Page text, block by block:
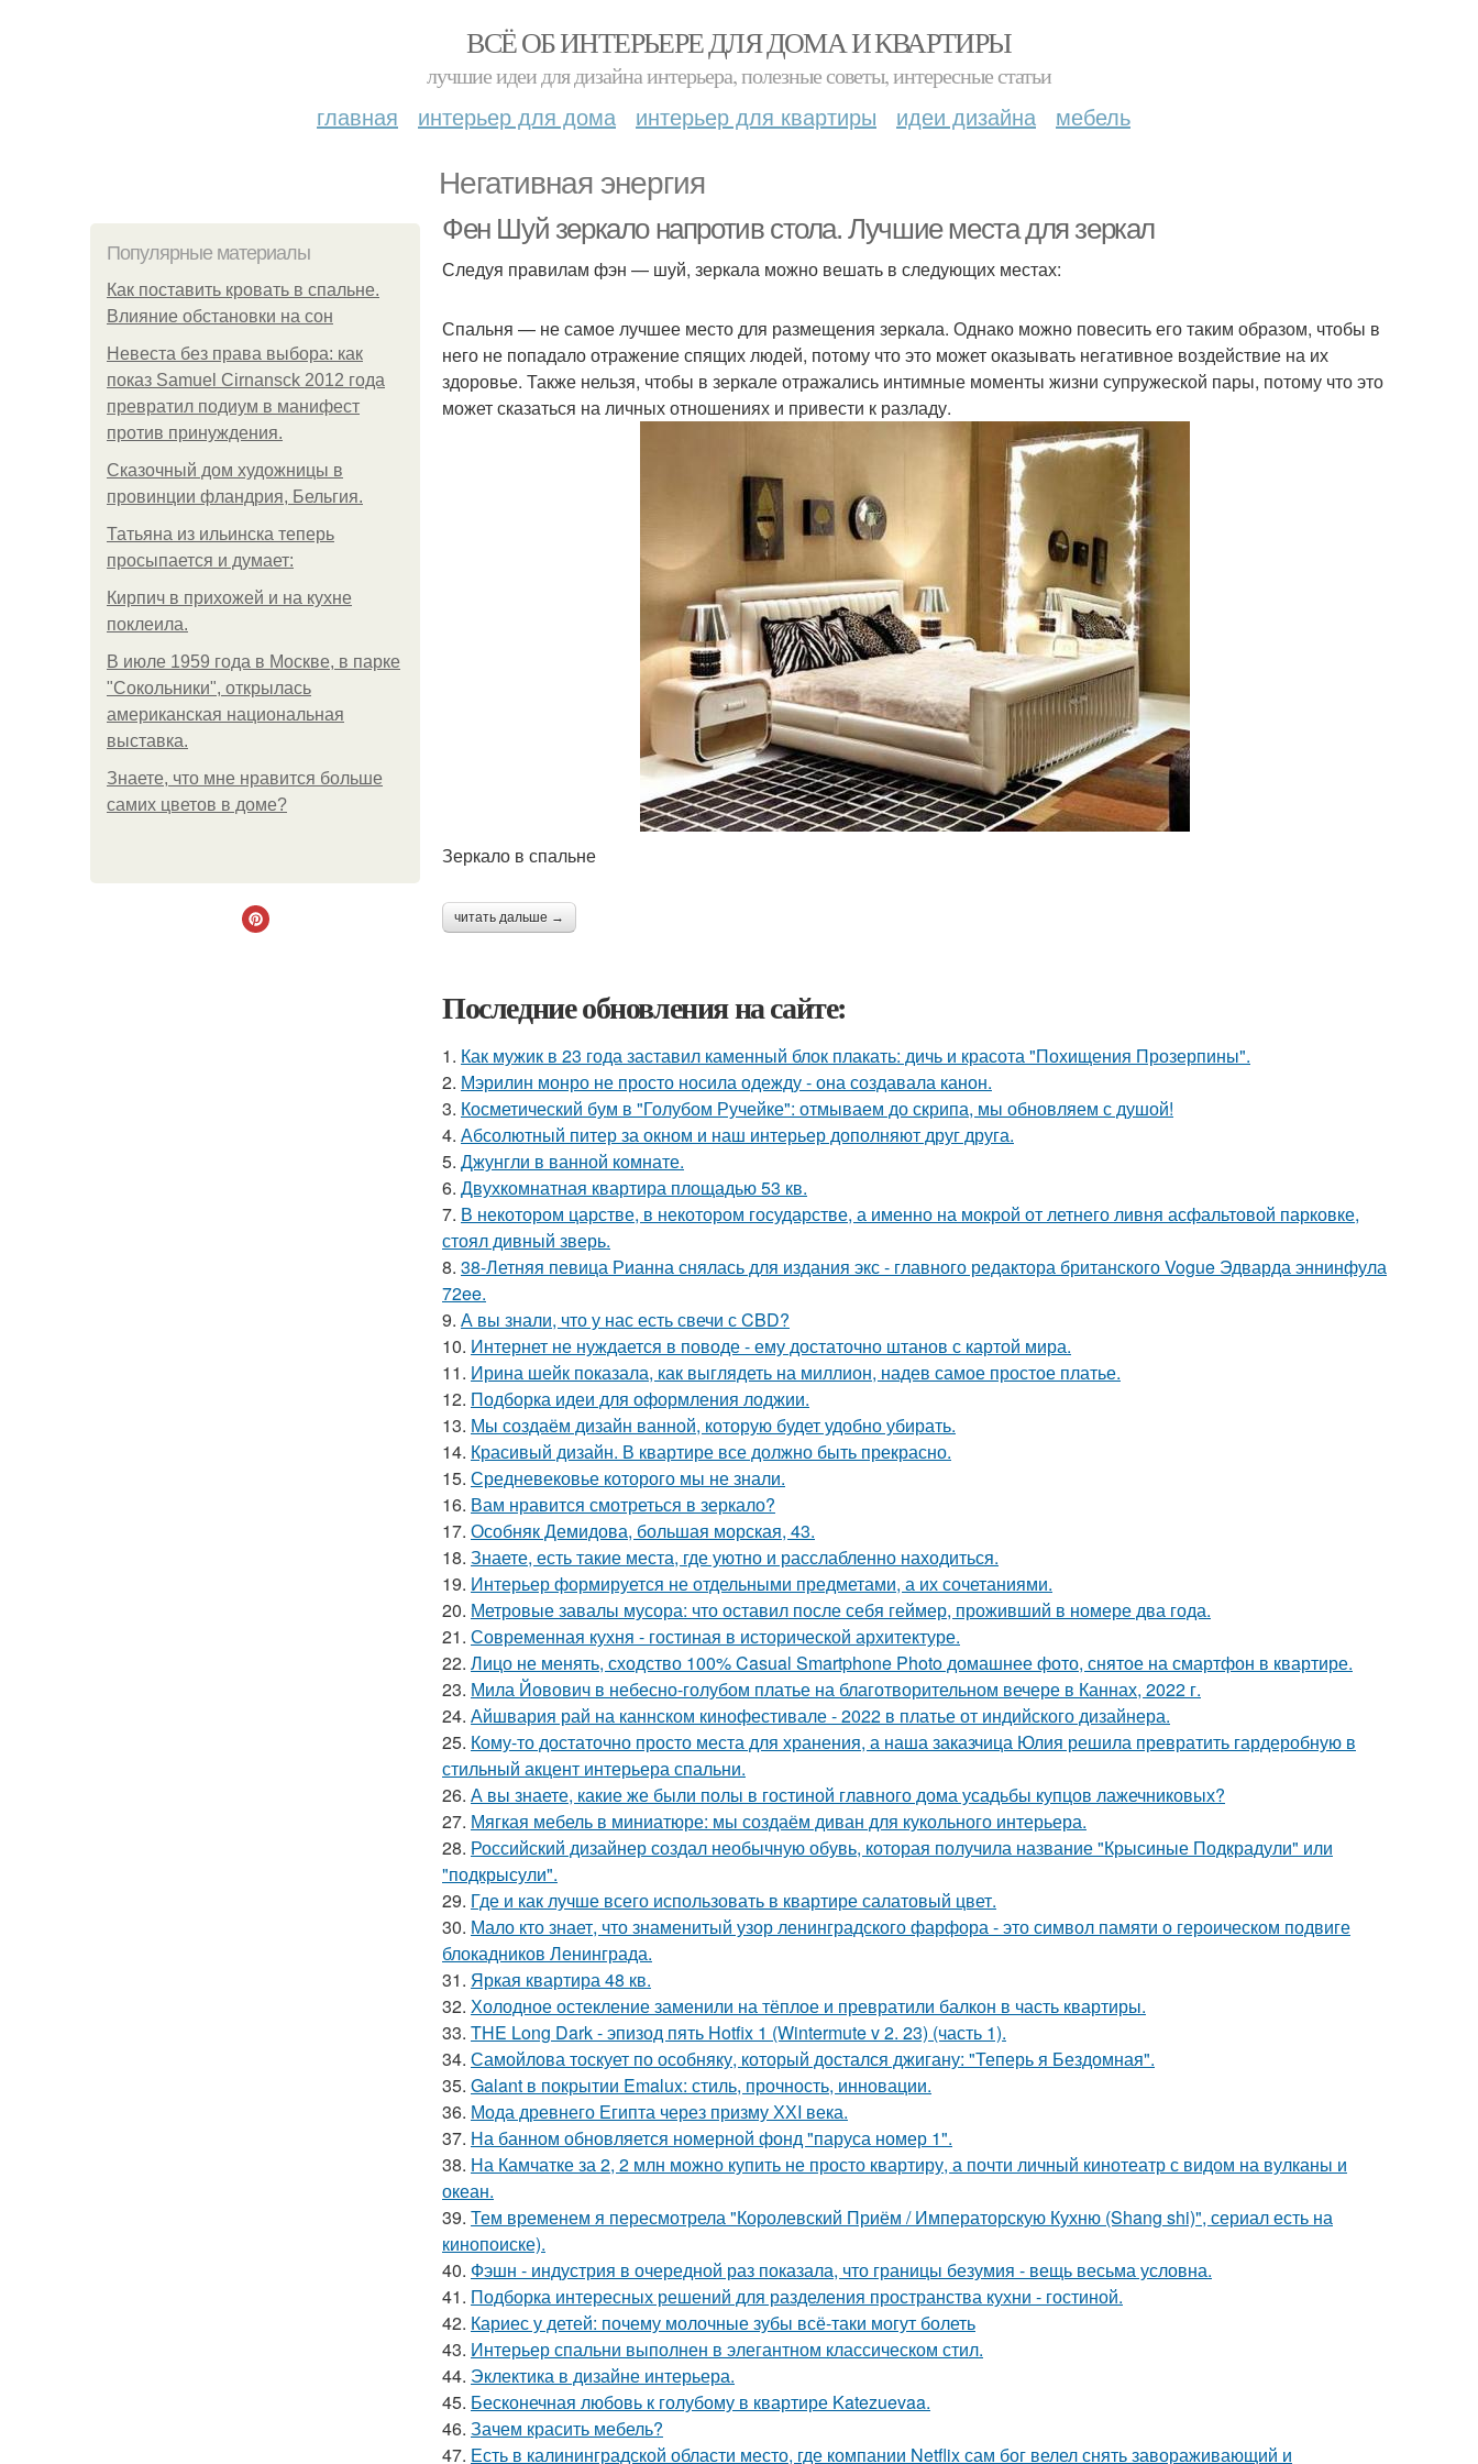
ВСЁ ОБ ИНТЕРЬЕРЕ ДЛЯ ДОМА И КВАРТИРЫ
лучшие идеи для дизайна интерьера, полезные советы, интересные статьи
главная интерьер для дома интерьер для квартиры идеи дизайна мебель
Негативная энергия
Популярные материалы
Как поставить кровать в спальне.
Влияние обстановки на сон
Невеста без права выбора: как
показ Samuel Cirnansck 2012 года
превратил подиум в манифест
против принуждения.
Сказочный дом художницы в
провинции фландрия, Бельгия.
Татьяна из ильинска теперь
просыпается и думает:
Кирпич в прихожей и на кухне
поклеила.
В июле 1959 года в Москве, в парке
"Сокольники", открылась
американская национальная
выставка.
Знаете, что мне нравится больше
самих цветов в доме?
Фен Шуй зеркало напротив стола. Лучшие места для зеркал
Следуя правилам фэн — шуй, зеркала можно вешать в следующих местах:
Спальня — не самое лучшее место для размещения зеркала. Однако можно повесить его таким образом, чтобы в
него не попадало отражение спящих людей, потому что это может оказывать негативное воздействие на их
здоровье. Также нельзя, чтобы в зеркале отражались интимные моменты жизни супружеской пары, потому что это
может сказаться на личных отношениях и привести к разладу.
Зеркало в спальне
читать дальше →
Последние обновления на сайте:
1. Как мужик в 23 года заставил каменный блок плакать: дичь и красота "Похищения Прозерпины".
2. Мэрилин монро не просто носила одежду - она создавала канон.
3. Косметический бум в "Голубом Ручейке": отмываем до скрипа, мы обновляем с душой!
4. Абсолютный питер за окном и наш интерьер дополняют друг друга.
5. Джунгли в ванной комнате.
6. Двухкомнатная квартира площадью 53 кв.
7. В некотором царстве, в некотором государстве, а именно на мокрой от летнего ливня асфальтовой парковке,
стоял дивный зверь.
8. 38-Летняя певица Рианна снялась для издания экс - главного редактора британского Vogue Эдварда эннинфула
72ee.
9. А вы знали, что у нас есть свечи с CBD?
10. Интернет не нуждается в поводе - ему достаточно штанов с картой мира.
11. Ирина шейк показала, как выглядеть на миллион, надев самое простое платье.
12. Подборка идеи для оформления лоджии.
13. Мы создаём дизайн ванной, которую будет удобно убирать.
14. Красивый дизайн. В квартире все должно быть прекрасно.
15. Средневековье которого мы не знали.
16. Вам нравится смотреться в зеркало?
17. Особняк Демидова, большая морская, 43.
18. Знаете, есть такие места, где уютно и расслабленно находиться.
19. Интерьер формируется не отдельными предметами, а их сочетаниями.
20. Метровые завалы мусора: что оставил после себя геймер, проживший в номере два года.
21. Современная кухня - гостиная в исторической архитектуре.
22. Лицо не менять, сходство 100% Casual Smartphone Photo домашнее фото, снятое на смартфон в квартире.
23. Мила Йовович в небесно-голубом платье на благотворительном вечере в Каннах, 2022 г.
24. Айшвария рай на каннском кинофестивале - 2022 в платье от индийского дизайнера.
25. Кому-то достаточно просто места для хранения, а наша заказчица Юлия решила превратить гардеробную в
стильный акцент интерьера спальни.
26. А вы знаете, какие же были полы в гостиной главного дома усадьбы купцов лажечниковых?
27. Мягкая мебель в миниатюре: мы создаём диван для кукольного интерьера.
28. Российский дизайнер создал необычную обувь, которая получила название "Крысиные Подкрадули" или
"подкрысули".
29. Где и как лучше всего использовать в квартире салатовый цвет.
30. Мало кто знает, что знаменитый узор ленинградского фарфора - это символ памяти о героическом подвиге
блокадников Ленинграда.
31. Яркая квартира 48 кв.
32. Холодное остекление заменили на тёплое и превратили балкон в часть квартиры.
33. THE Long Dark - эпизод пять Hotfix 1 (Wintermute v 2. 23) (часть 1).
34. Самойлова тоскует по особняку, который достался джигану: "Теперь я Бездомная".
35. Galant в покрытии Emalux: стиль, прочность, инновации.
36. Мода древнего Египта через призму ХХI века.
37. На банном обновляется номерной фонд "паруса номер 1".
38. На Камчатке за 2, 2 млн можно купить не просто квартиру, а почти личный кинотеатр с видом на вулканы и
океан.
39. Тем временем я пересмотрела "Королевский Приём / Императорскую Кухню (Shang shi)", сериал есть на
кинопоиске).
40. Фэшн - индустрия в очередной раз показала, что границы безумия - вещь весьма условна.
41. Подборка интересных решений для разделения пространства кухни - гостиной.
42. Кариес у детей: почему молочные зубы всё-таки могут болеть
43. Интерьер спальни выполнен в элегантном классическом стил.
44. Эклектика в дизайне интерьера.
45. Бесконечная любовь к голубому в квартире Katezuevaa.
46. Зачем красить мебель?
47. Есть в калининградской области место, где компании Netflix сам бог велел снять завораживающий и